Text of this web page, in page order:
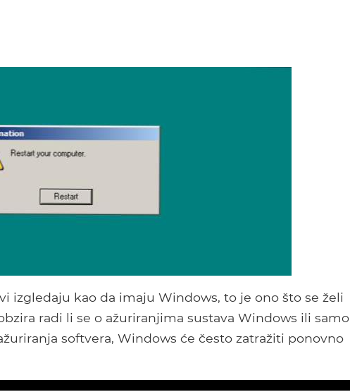
izgledaju kao da imaju Windows, to je ono što se želi
radi li se o ažuriranjima sustava Windows ili samo
softvera, Windows će često zatražiti ponovno